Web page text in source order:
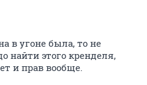
в угоне была, то не
найти этого кренделя,
и прав вообще.